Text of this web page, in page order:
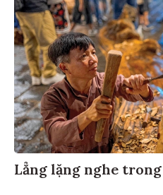
Lẳng lặng nghe